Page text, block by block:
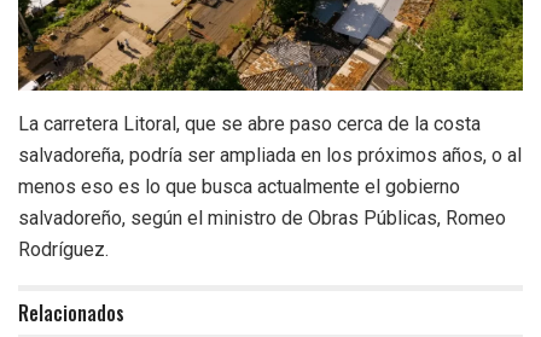
La carretera Litoral, que se abre paso cerca de la costa
salvadoreña, podría ser ampliada en los próximos años, o al
menos eso es lo que busca actualmente el gobierno
salvadoreño, según el ministro de Obras Públicas, Romeo
Rodríguez.
Relacionados